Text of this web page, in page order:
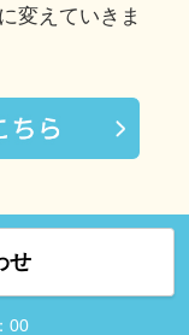
変えていきま
せ
00